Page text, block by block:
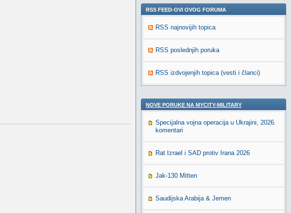
RSS FEED-OVI OVOG FORUMA
RSS najnovijih topica
RSS poslednjih poruka
RSS izdvojenjih topica (vesti i članci)
NOVE PORUKE NA MYCITY-MILITARY
Specijalna vojna operacija u Ukrajini, 2026.
komentari
Rat Izrael i SAD protiv Irana 2026
Jak-130 Mitten
Saudijska Arabija & Jemen